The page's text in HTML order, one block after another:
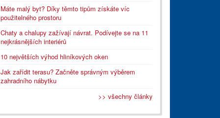
Máte malý byt? Díky těmto tipům získáte víc
použitelného prostoru
Chaty a chalupy zažívají návrat. Podívejte se na 11
nejkrásnějších interiérů
10 největších výhod hliníkových oken
Jak zařídit terasu? Začněte správným výběrem
zahradního nábytku
>> všechny články